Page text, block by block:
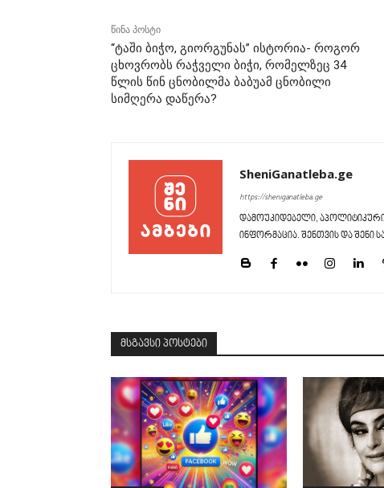
წინა პოსტი
“ტაში ბიჭო, გიორგუნას” ისტორია- როგორ
ცხოვრობს რაჭველი ბიჭი, რომელზეც 34
წლის წინ ცნობილმა ბაბუამ ცნობილი
სიმღერა დაწერა?
SheniGanatleba.ge
https://sheniganatleba.ge
დამოუკიდებელი,
ინფორმაცია. შენთვის და შენი
მსგავსი პოსტები